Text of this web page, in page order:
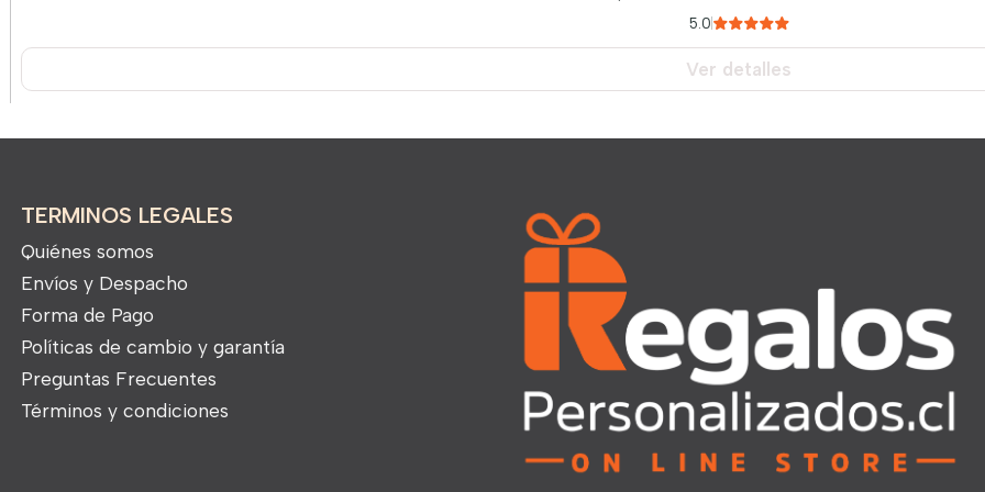
5.0
Ver detalles
TERMINOS LEGALES
Quiénes somos
Envíos y Despacho
Forma de Pago
Políticas de cambio y garantía
Preguntas Frecuentes
Términos y condiciones